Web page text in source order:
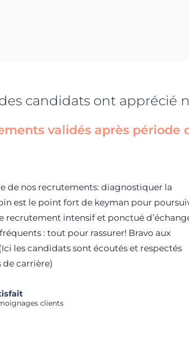
candidats ont apprécié
validés après période
de nos recrutements: diagnostiquer la
est le point fort de keyman pour
recrutement intensif et ponctué
: tout pour rassurer! Bravo aux
les candidats sont écoutés et respectés
de carrière)
clients